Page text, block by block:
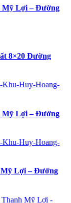
Mỹ Lợi – Đường
8×20 Đường
Mỹ Lợi – Đường
Lợi – Đường